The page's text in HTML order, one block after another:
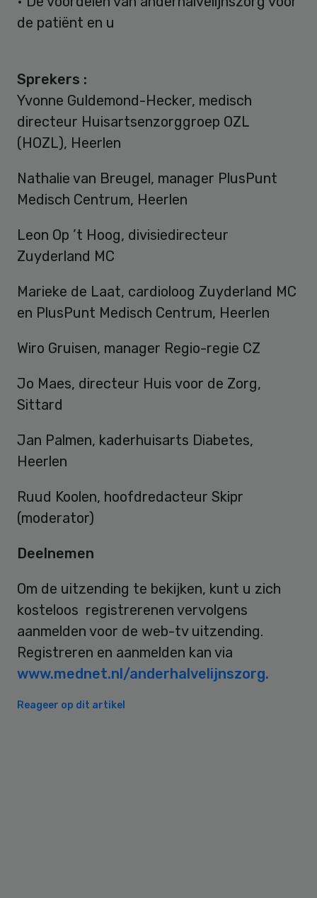
de patiënt en u
Sprekers :
Yvonne Guldemond-Hecker, medisch
directeur Huisartsenzorggroep OZL
(HOZL), Heerlen
Nathalie van Breugel, manager PlusPunt
Medisch Centrum, Heerlen
Leon Op ’t Hoog, divisiedirecteur
Zuyderland MC
Marieke de Laat, cardioloog Zuyderland MC
en PlusPunt Medisch Centrum, Heerlen
Wiro Gruisen, manager Regio-regie CZ
Jo Maes, directeur Huis voor de Zorg,
Sittard
Jan Palmen, kaderhuisarts Diabetes,
Heerlen
Ruud Koolen, hoofdredacteur Skipr
(moderator)
Deelnemen
Om de uitzending te bekijken, kunt u zich
kosteloos registrerenen vervolgens
aanmelden voor de web-tv uitzending.
Registreren en aanmelden kan via
www.mednet.nl/anderhalvelijnszorg.
Reageer op dit artikel